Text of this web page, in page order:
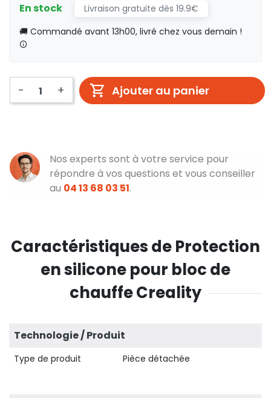
En stock
Livraison gratuite dès 19.9€
🚚 Commandé avant 13h00, livré chez vous demain !
- + Ajouter au panier
Nos experts sont à votre service pour
répondre à vos questions et vous conseiller
au 04 13 68 03 51.
Caractéristiques de Protection
en silicone pour bloc de
chauffe Creality
Technologie / Produit
Type de produit Pièce détachée